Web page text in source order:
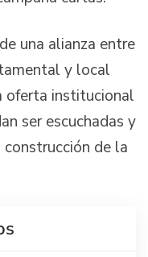
una alianza entre
y local
oferta institucional
ser escuchadas y
de la